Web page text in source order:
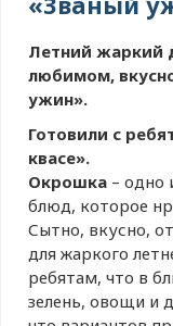
Летний жаркий
любимом,
ужин».
Готовили с
квасе».
Окрошка – одно
блюд, которое
Сытно, вкусно,
для жаркого
ребятам, что в
зелень, овощи и